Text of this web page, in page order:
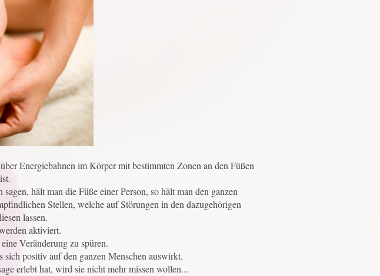
Energiebahnen im Körper mit bestimmten Zonen an den Füßen
hält man die Füße einer Person, so hält man den ganzen
Stellen, welche auf Störungen in den dazugehörigen
lassen.
aktiviert.
Veränderung zu spüren.
positiv auf den ganzen Menschen auswirkt.
erlebt hat, wird sie nicht mehr missen wollen...